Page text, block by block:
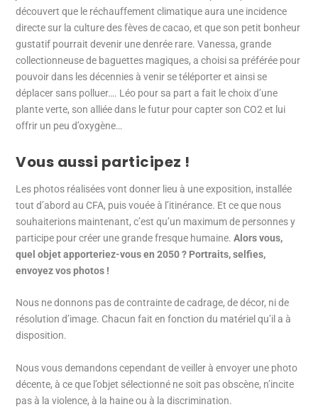
découvert que le réchauffement climatique aura une incidence
directe sur la culture des fèves de cacao, et que son petit bonheur
gustatif pourrait devenir une denrée rare. Vanessa, grande
collectionneuse de baguettes magiques, a choisi sa préférée pour
pouvoir dans les décennies à venir se téléporter et ainsi se
déplacer sans polluer…. Léo pour sa part a fait le choix d’une
plante verte, son alliée dans le futur pour capter son CO2 et lui
offrir un peu d’oxygène…
Vous aussi participez !
Les photos réalisées vont donner lieu à une exposition, installée
tout d’abord au CFA, puis vouée à l’itinérance. Et ce que nous
souhaiterions maintenant, c’est qu’un maximum de personnes y
participe pour créer une grande fresque humaine.Alors vous,
quel objet apporteriez-vous en 2050 ? Portraits, selfies,
envoyez vos photos !
Nous ne donnons pas de contrainte de cadrage, de décor, ni de
résolution d’image. Chacun fait en fonction du matériel qu’il a à
disposition.
Nous vous demandons cependant de veiller à envoyer une photo
décente, à ce que l’objet sélectionné ne soit pas obscène, n’incite
pas à la violence, à la haine ou à la discrimination.